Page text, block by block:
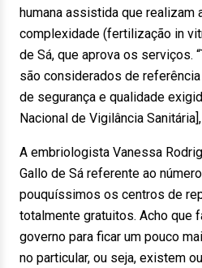
humana assistida que realizam
complexidade (fertilização in
de Sá, que aprova os serviços.
são considerados de
de segurança e qualidade
Nacional de Vigilância
A embriologista Vanessa
Gallo de Sá referente ao
pouquíssimos os centros de
totalmente gratuitos. Acho que
governo para ficar um pouco
no particular, ou seja, existem